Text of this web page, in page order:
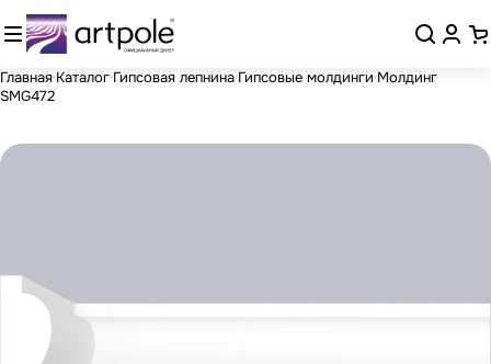
Главная Каталог Гипсовая лепнина Гипсовые молдинги Молдинг
SMG472